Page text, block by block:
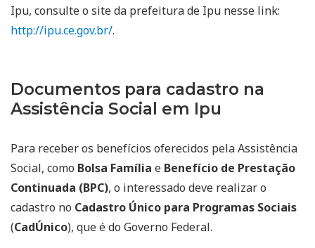
Ipu, consulte o site da prefeitura de Ipu nesse link:
http://ipu.ce.gov.br/.
Documentos para cadastro na
Assistência Social em Ipu
Para receber os benefícios oferecidos pela Assistência
Social, como Bolsa Família e Benefício de Prestação
Continuada (BPC), o interessado deve realizar o
cadastro no Cadastro Único para Programas Sociais
(CadÚnico), que é do Governo Federal.